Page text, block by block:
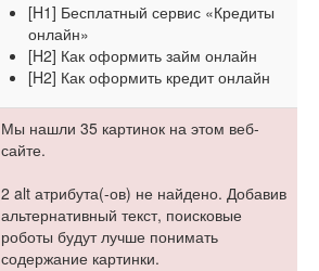
[H1] Бесплатный сервис «Кредиты
онлайн»
[H2] Как оформить займ онлайн
[H2] Как оформить кредит онлайн
Мы нашли 35 картинок на этом веб-
сайте.
2 alt атрибута(-ов) не найдено. Добавив
альтернативный текст, поисковые
роботы будут лучше понимать
содержание картинки.